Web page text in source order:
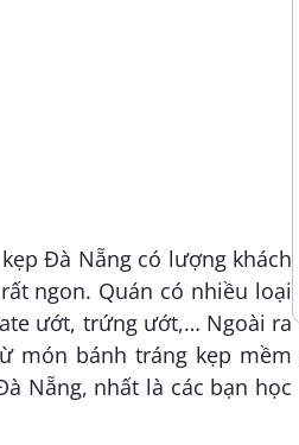
Đà Nẵng có lượng khách
ngon. Quán có nhiều loại
ướt, trứng ướt,… Ngoài ra
món bánh tráng kẹp mềm
Nẵng, nhất là các bạn học